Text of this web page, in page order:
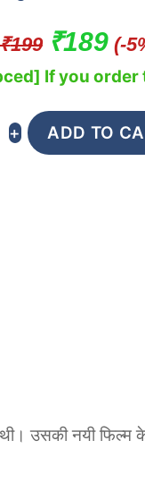
199 Original
price
₹199.
₹189(-
If you order
+ ADD TO
उसकी नयी फिल्म